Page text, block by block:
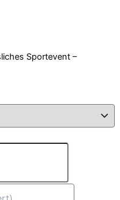
Sportevent –